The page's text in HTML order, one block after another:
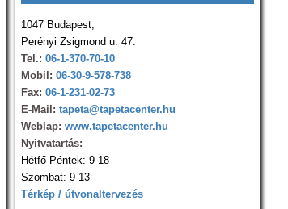
1047 Budapest,
Perényi Zsigmond u. 47.
Tel.: 06-1-370-70-10
Mobil: 06-30-9-578-738
Fax: 06-1-231-02-73
E-Mail: tapeta@tapetacenter.hu
Weblap: www.tapetacenter.hu
Nyitvatartás:
Hétfő-Péntek: 9-18
Szombat: 9-13
Térkép / útvonaltervezés